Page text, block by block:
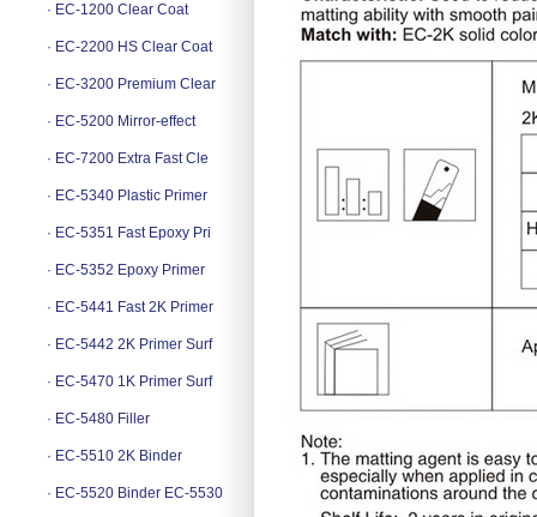
· EC-1200 Clear Coat
· EC-2200 HS Clear Coat
· EC-3200 Premium Clear
· EC-5200 Mirror-effect
· EC-7200 Extra Fast Cle
· EC-5340 Plastic Primer
· EC-5351 Fast Epoxy Pri
· EC-5352 Epoxy Primer
· EC-5441 Fast 2K Primer
· EC-5442 2K Primer Surf
· EC-5470 1K Primer Surf
· EC-5480 Filler
· EC-5510 2K Binder
· EC-5520 Binder EC-5530